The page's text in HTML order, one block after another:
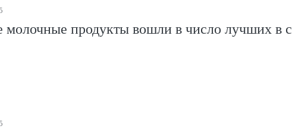
молочные продукты вошли в число лучших в